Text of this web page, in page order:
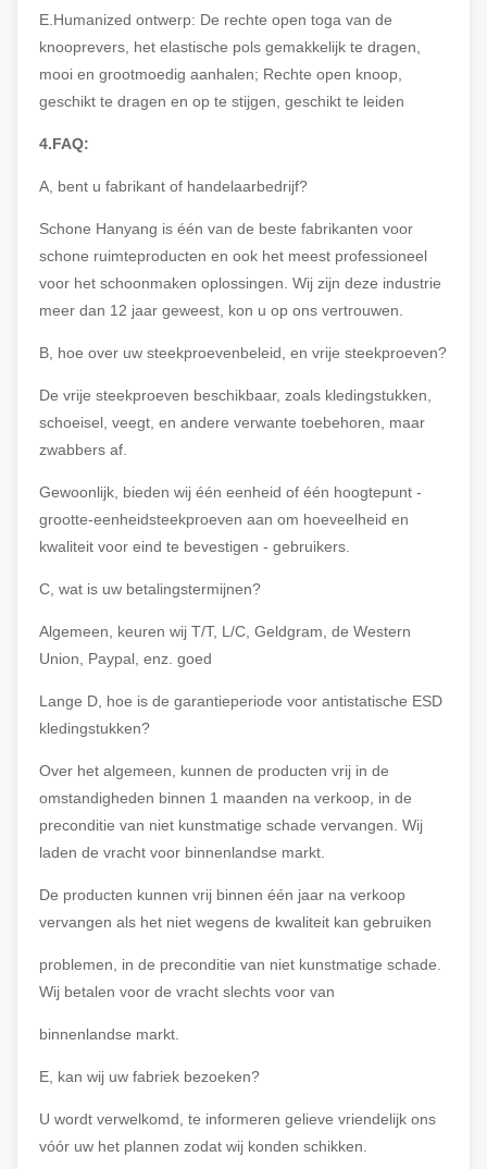
E.Humanized ontwerp: De rechte open toga van de
knooprevers, het elastische pols gemakkelijk te dragen,
mooi en grootmoedig aanhalen; Rechte open knoop,
geschikt te dragen en op te stijgen, geschikt te leiden
4.FAQ:
A, bent u fabrikant of handelaarbedrijf?
Schone Hanyang is één van de beste fabrikanten voor
schone ruimteproducten en ook het meest professioneel
voor het schoonmaken oplossingen. Wij zijn deze industrie
meer dan 12 jaar geweest, kon u op ons vertrouwen.
B, hoe over uw steekproevenbeleid, en vrije steekproeven?
De vrije steekproeven beschikbaar, zoals kledingstukken,
schoeisel, veegt, en andere verwante toebehoren, maar
zwabbers af.
Gewoonlijk, bieden wij één eenheid of één hoogtepunt -
grootte-eenheidsteekproeven aan om hoeveelheid en
kwaliteit voor eind te bevestigen - gebruikers.
C, wat is uw betalingstermijnen?
Algemeen, keuren wij T/T, L/C, Geldgram, de Western
Union, Paypal, enz. goed
Lange D, hoe is de garantieperiode voor antistatische ESD
kledingstukken?
Over het algemeen, kunnen de producten vrij in de
omstandigheden binnen 1 maanden na verkoop, in de
preconditie van niet kunstmatige schade vervangen. Wij
laden de vracht voor binnenlandse markt.
De producten kunnen vrij binnen één jaar na verkoop
vervangen als het niet wegens de kwaliteit kan gebruiken
problemen, in de preconditie van niet kunstmatige schade.
Wij betalen voor de vracht slechts voor van
binnenlandse markt.
E, kan wij uw fabriek bezoeken?
U wordt verwelkomd, te informeren gelieve vriendelijk ons
vóór uw het plannen zodat wij konden schikken.